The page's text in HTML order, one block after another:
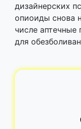
дизайнерских
опиоиды снова
числе аптечные
для